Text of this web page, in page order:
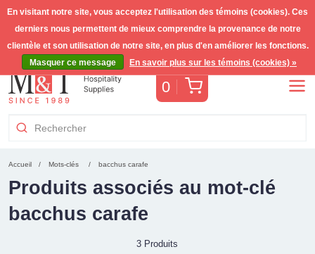
0 Panier
Accueil Mots-clés bacchus carafe
Produits associés au mot-clé
bacchus carafe
3 Produits
En visitant notre site, vous acceptez l'utilisation des témoins (cookies). Ces
derniers nous permettent de mieux comprendre la provenance de notre
clientèle et son utilisation de notre site, en plus d'en améliorer les fonctions.
Masquer ce message
En savoir plus sur les témoins (cookies) »